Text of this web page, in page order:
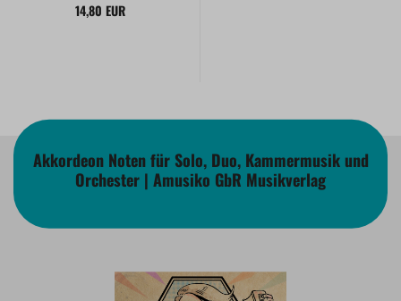
14,80 EUR
Akkordeon Noten für Solo, Duo, Kammermusik und
Orchester | Amusiko GbR Musikverlag